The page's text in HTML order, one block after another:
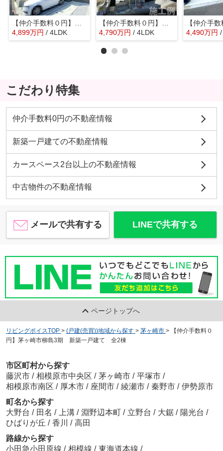
【仲介手数料０円】茅ヶ崎市若松町1期 新築一戸建て 2号棟 全2棟
4,899万円 / 4LDK
【仲介手数料０円】茅ヶ崎市松が丘2丁目1期 新築一戸建て 1号棟 全3棟
4,790万円 / 4LDK 4,490万円
こだわり特集
仲介手数料0円の不動産情報
新築一戸建ての不動産情報
カースペース2台以上の不動産情報
中古物件の不動産情報
メールで共有する LINEで共有する
ページトップへ
リビングボイスTOP > (戸建(売買))地域から探す > 茅ヶ崎市 >
【仲介手数料０
円】茅ヶ崎市柳島3期 新築一戸建て 全2棟
市区町村から探す
藤沢市 / 相模原市中央区 / 茅ヶ崎市 / 平塚市 /
相模原市南区 / 厚木市 / 座間市 / 綾瀬市 / 秦野市 / 伊勢原市
町名から探す
大野台 / 田名 / 上溝 / 淵野辺本町 / 立野台 / 大鋸 / 陽光台 /
ひばりが丘 / 香川 / 高田
路線から探す
小田急小田原線 / 相模線 / 東海道本線 /